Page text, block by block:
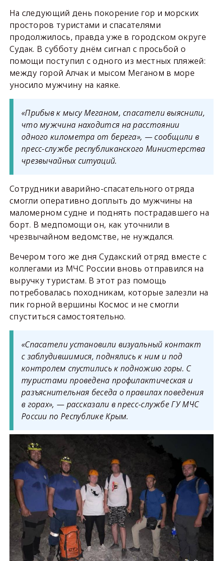
На следующий день покорение гор и морских
просторов туристами и спасателями
продолжилось, правда уже в городском округе
Судак. В субботу днём сигнал с просьбой о
помощи поступил с одного из местных пляжей:
между горой Алчак и мысом Меганом в море
уносило мужчину на каяке.
«Прибыв к мысу Меганом, спасатели выяснили,
что мужчина находится на расстоянии
одного километра от берега», — сообщили в
пресс-службе республиканского Министерства
чрезвычайных ситуаций.
Сотрудники аварийно-спасательного отряда
смогли оперативно доплыть до мужчины на
маломерном судне и поднять пострадавшего на
борт. В медпомощи он, как уточнили в
чрезвычайном ведомстве, не нуждался.
Вечером того же дня Судакский отряд вместе с
коллегами из МЧС России вновь отправился на
выручку туристам. В этот раз помощь
потребовалась походникам, которые залезли на
пик горной вершины Космос и не смогли
спуститься самостоятельно.
«Спасатели установили визуальный контакт
с заблудившимися, поднялись к ним и под
контролем спустились к подножию горы. С
туристами проведена профилактическая и
разъяснительная беседа о правилах поведения
в горах», — рассказали в пресс-службе ГУ МЧС
России по Республике Крым.